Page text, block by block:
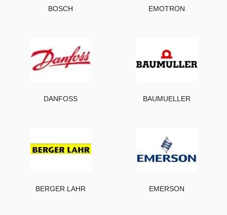
BOSCH EMOTRON
DANFOSS BAUMUELLER
BERGER LAHR EMERSON